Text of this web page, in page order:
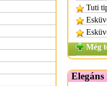
Tuti
Még